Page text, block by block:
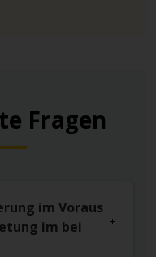
Fragen
im Voraus
im bei